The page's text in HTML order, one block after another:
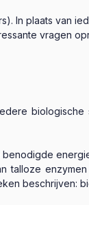
In plaats van
vragen
talloze
beschrijven: